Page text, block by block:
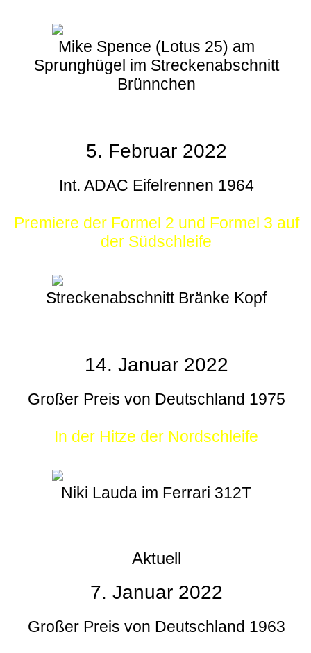
Mike Spence (Lotus 25) am
Sprunghügel im Streckenabschnitt
Brünnchen
5. Februar 2022
Int. ADAC Eifelrennen 1964
Premiere der Formel 2 und Formel 3 auf
der Südschleife
Streckenabschnitt Bränke Kopf
14. Januar 2022
Großer Preis von Deutschland 1975
In der Hitze der Nordschleife
Niki Lauda im Ferrari 312T
Aktuell
7. Januar 2022
Großer Preis von Deutschland 1963